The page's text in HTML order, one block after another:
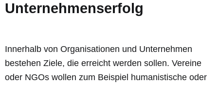
Unternehmenserfolg
Innerhalb von Organisationen und Unternehmen
bestehen Ziele, die erreicht werden sollen. Vereine
oder NGOs wollen zum Beispiel humanistische oder